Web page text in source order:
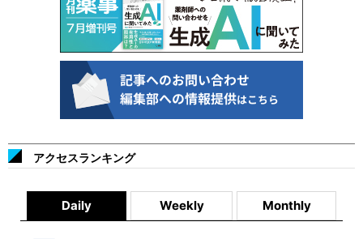
アクセスランキング
Daily Weekly Monthly